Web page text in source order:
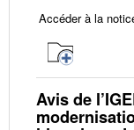
Accéder à la
Avis de